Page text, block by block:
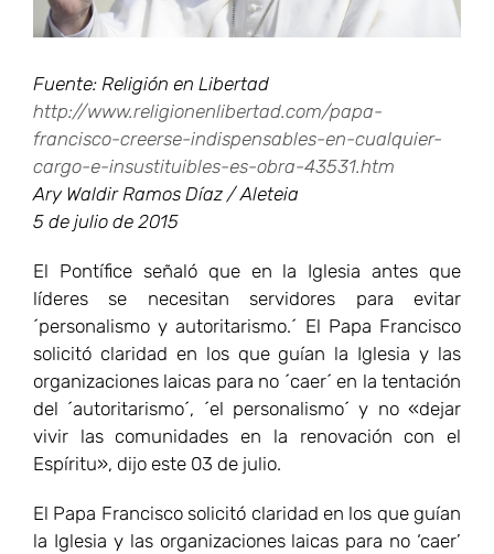
Fuente: Religión en Libertad
http://www.religionenlibertad.com/papa-
francisco-creerse-indispensables-en-cualquier-
cargo-e-insustituibles-es-obra-43531.htm
Ary Waldir Ramos Díaz / Aleteia
5 de julio de 2015
El Pontífice señaló que en la Iglesia antes que
líderes se necesitan servidores para evitar
´personalismo y autoritarismo.´ El Papa Francisco
solicitó claridad en los que guían la Iglesia y las
organizaciones laicas para no ´caer´ en la tentación
del ´autoritarismo´, ´el personalismo´ y no «dejar
vivir las comunidades en la renovación con el
Espíritu», dijo este 03 de julio.
El Papa Francisco solicitó claridad en los que guían
la Iglesia y las organizaciones laicas para no ‘caer’